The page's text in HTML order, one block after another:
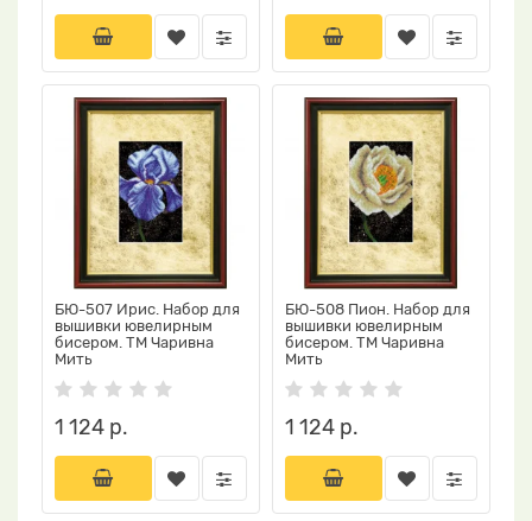
БЮ-507 Ирис. Набор для
вышивки ювелирным
бисером. ТМ Чаривна
Мить
1 124 р.
БЮ-508 Пион. Набор для
вышивки ювелирным
бисером. ТМ Чаривна
Мить
1 124 р.